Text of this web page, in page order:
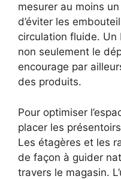
mesurer au moins
d’éviter les
circulation fluide.
non seulement le
encourage par
des produits.
Pour optimiser
placer les
Les étagères et les
de façon à guider
travers le magasin.